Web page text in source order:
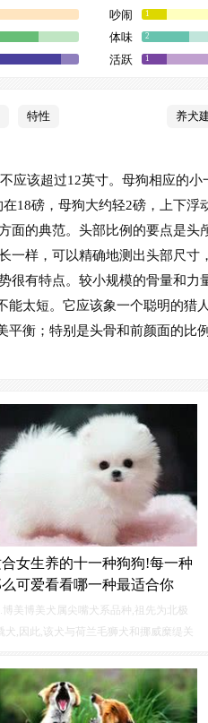
吵闹 1
体味 2
活跃 1
特性 养犬
应该超过12英寸。母狗相应的
18磅，母狗大约轻2磅，上下浮
的典范。头部比例的要点是头
样，可以精确地测出头部尺寸
有特点。较小规模的骨量和力
太短。它应该象一个聪明的猎
衡；特别是头骨和前颜面的比
女生养的十一种狗狗!每一种
可爱看看哪一种最适合你
博美博美犬属尖嘴犬系品种,祖先为北极
犬,因此,该犬与荷兰毛狮犬和挪威糜缇关
种狗狗本身就很娇嫩，很会撒娇，同时
顺。性格：健康且开朗，有个性，活力